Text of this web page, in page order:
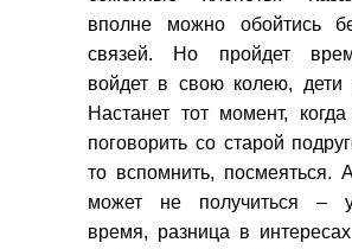
вполне можно обойтись
связей. Но пройдет
войдет в свою колею, дети
Настанет тот момент, когда
поговорить со старой
то вспомнить, посмеяться.
может не получиться –
время, разница в